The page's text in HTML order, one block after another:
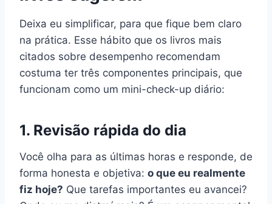
Deixa eu simplificar, para que fique bem claro
na prática. Esse hábito que os livros mais
citados sobre desempenho recomendam
costuma ter três componentes principais, que
funcionam como um mini-check-up diário:
1. Revisão rápida do dia
Você olha para as últimas horas e responde, de
forma honesta e objetiva: o que eu realmente
fiz hoje? Que tarefas importantes eu avancei?